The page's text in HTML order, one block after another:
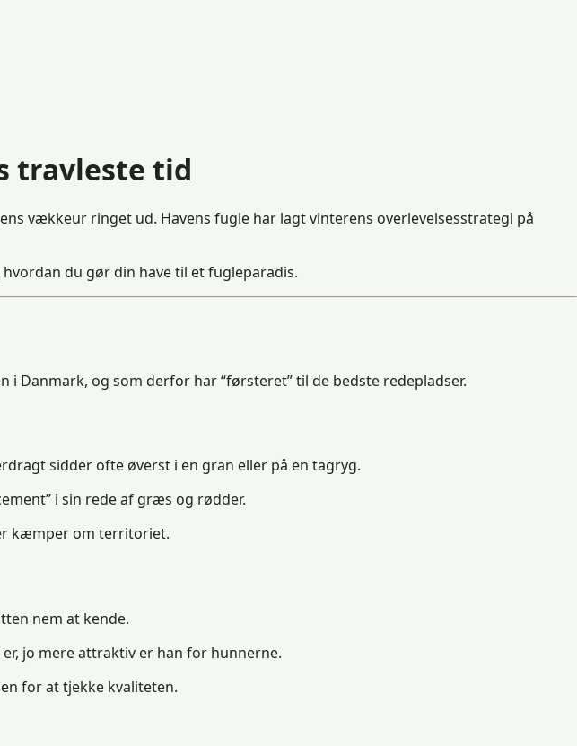
travleste tid
vækkeur ringet ud. Havens fugle har lagt vinterens overlevelsesstrategi på
du gør din have til et fugleparadis.
Danmark, og som derfor har “førsteret” til de bedste redepladser.
sidder ofte øverst i en gran eller på en tagryg.
i sin rede af græs og rødder.
kæmper om territoriet.
nem at kende.
jo mere attraktiv er han for hunnerne.
for at tjekke kvaliteten.